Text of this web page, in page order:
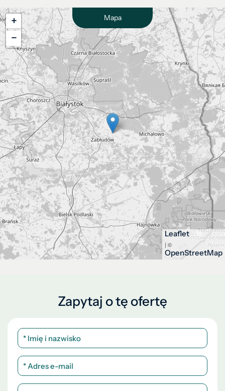
Mapa
+
−
Leaflet
| ©
OpenStreetMap
Zapytaj o tę ofertę